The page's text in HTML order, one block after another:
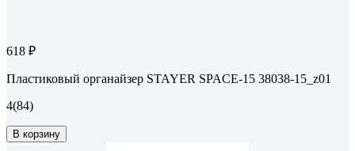
618 ₽
Пластиковый органайзер STAYER SPACE-15 38038-15_z01
4(84)
В корзину